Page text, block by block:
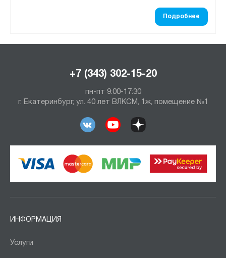
Подробнее
+7 (343) 302-15-20
пн-пт 9:00-17:30
г. Екатеринбург, ул. 40 лет ВЛКСМ, 1ж, помещение №1
ИНФОРМАЦИЯ
Услуги